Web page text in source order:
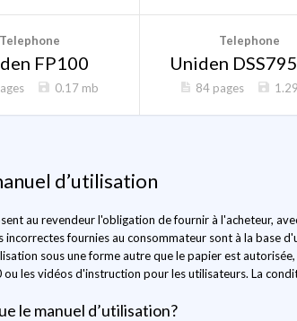
Telephone
FP100
0.17 mb
Telephone
Uniden
84 pages
d’utilisation
au revendeur l'obligation de fournir à l'acheteur,
incorrectes fournies au consommateur sont à la base
sous une forme autre que le papier est
ou les vidéos d'instruction pour les utilisateurs. La
le manuel d’utilisation?